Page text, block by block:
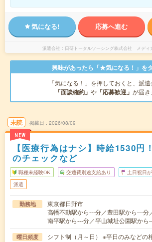
気になる! 応募へ進む
派遣会社 日研トータルソーシング株式会社 メディ
興味があったら「★気になる！」を
「気になる！」を押しておくと、派
「面談確約」 や 「応募歓迎」 が届き
未読
NEW
掲載日 2026/08/09
【医療行為はナシ】時給1530円
のチェックなど
職種未経験OK 交通費別途支給あり 土日祝日
派遣
勤務地
東京都日野市
高幡不動駅から---分／豊田駅から---分
南平駅から---分／平山城址公園駅から
曜日頻度
シフト制（月～日） ※平日のみなどの